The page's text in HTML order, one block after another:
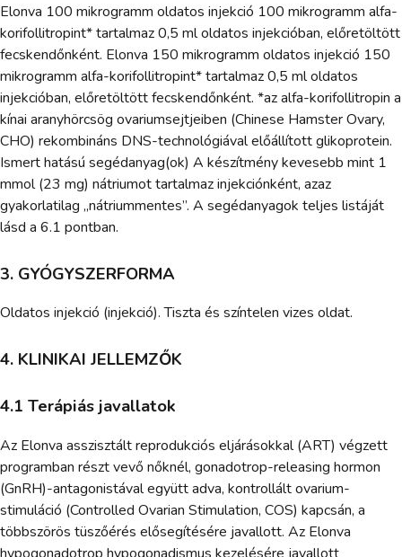
Elonva 100 mikrogramm oldatos injekció 100 mikrogramm alfa-
korifollitropint* tartalmaz 0,5 ml oldatos injekcióban, előretöltött
fecskendőnként. Elonva 150 mikrogramm oldatos injekció 150
mikrogramm alfa-korifollitropint* tartalmaz 0,5 ml oldatos
injekcióban, előretöltött fecskendőnként. *az alfa-korifollitropin a
kínai aranyhörcsög ovariumsejtjeiben (Chinese Hamster Ovary,
CHO) rekombináns DNS-technológiával előállított glikoprotein.
Ismert hatású segédanyag(ok) A készítmény kevesebb mint 1
mmol (23 mg) nátriumot tartalmaz injekciónként, azaz
gyakorlatilag „nátriummentes”. A segédanyagok teljes listáját
lásd a 6.1 pontban.
3. GYÓGYSZERFORMA
Oldatos injekció (injekció). Tiszta és színtelen vizes oldat.
4. KLINIKAI JELLEMZŐK
4.1 Terápiás javallatok
Az Elonva asszisztált reprodukciós eljárásokkal (ART) végzett
programban részt vevő nőknél, gonadotrop-releasing hormon
(GnRH)-antagonistával együtt adva, kontrollált ovarium-
stimuláció (Controlled Ovarian Stimulation, COS) kapcsán, a
többszörös tüszőérés elősegítésére javallott. Az Elonva